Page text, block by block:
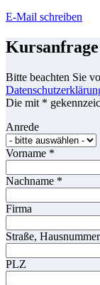
E-Mail schreiben
Kursanfrage
Bitte beachten Sie
Die mit *
Anrede
Vorname *
Nachname *
Firma
Straße, Hausnummer
PLZ